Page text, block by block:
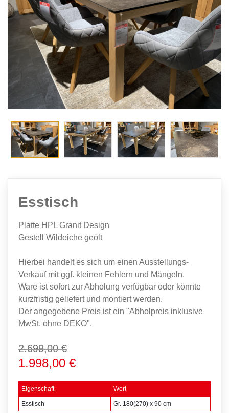
Esstisch
Platte HPL Granit Design
Gestell Wildeiche geölt
Hierbei handelt es sich um einen Ausstellungs-
Verkauf mit ggf. kleinen Fehlern und Mängeln.
Ware ist sofort zur Abholung verfügbar oder könnte
kurzfristig geliefert und montiert werden.
Der angegebene Preis ist ein "Abholpreis inklusive
MwSt. ohne DEKO".
2.699,00 €
1.998,00 €
Eigenschaft Wert
Esstisch Gr. 180(270) x 90 cm